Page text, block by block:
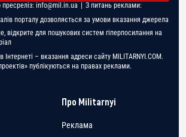
info@mil.in.ua | З питань реклами:
порталу дозволяється за умови вказання джерела
відкрите для пошукових систем гіперпосилання на
Інтернеті – вказання адреси сайту MILITARNYI.COM.
публікуються на правах реклами.
Про Militarnyi
Реклама